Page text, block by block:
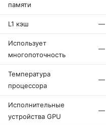
памяти
L1 кэш —
Использует
многопоточность
—
Температура
процессора
—
Исполнительные
устройства GPU
—